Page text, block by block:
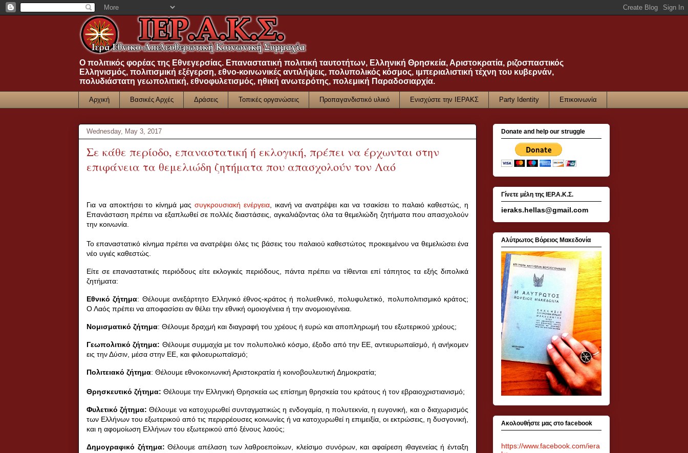
Ο πολιτικός φορέας της Εθνεγερσίας. Επαναστατική πολιτική ταυτοτήτων, Ελληνική Θρησκεία, Αριστοκρατία, ριζοσπαστικός
Ελληνισμός, πολιτισμική εξέγερση, εθνο-κοινωνικές αντιλήψεις, πολυπολικός κόσμος, ιμπεριαλιστική τέχνη του κυβερνάν,
πολυδιάστατη γεωπολιτική, εθνοφυλετισμός, ηθική ανωτερότης, πολεμική Παραδοσιαρχία.
Αρχική Βασικές Αρχές Δράσεις Τοπικές οργανώσεις Προπαγανδιστικό υλικό Ενισχύστε την ΙΕΡΑΚΣ Party Identity Επικοινωνία
Wednesday, May 3, 2017
Σε κάθε περίοδο, επαναστατική ή εκλογική, πρέπει να έρχωνται στην
επιφάνεια τα θεμελιώδη ζητήματα που απασχολούν τον Λαό
Για να αποκτήσει το κίνημά μας συγκρουσιακή ενέργεια, ικανή να ανατρέψει και να τσακίσει το παλαιό καθεστώς, η
Επανάσταση πρέπει να εξαπλωθεί σε πολλές διαστάσεις, αγκαλιάζοντας όλα τα θεμελιώδη ζητήματα που απασχολούν
την κοινωνία.
Το επαναστατικό κίνημα πρέπει να ανατρέψει όλες τις βάσεις του παλαιού καθεστώτος προκειμένου να θεμελιώσει ένα
νέο υγιές καθεστώς.
Είτε σε επαναστατικές περιόδους είτε εκλογικές περιόδους, πάντα πρέπει να τίθενται επί τάπητος τα εξής διπολικά
ζητήματα:
Εθνικό ζήτημα: Θέλουμε ανεξάρτητο Ελληνικό έθνος-κράτος ή πολυεθνικό, πολυφυλετικό, πολυπολιτισμικό κράτος;
Ο Λαός πρέπει να αποφασίσει αν θέλει την εθνική ομοιογένεια ή την ανομοιογένεια.
Νομισματικό ζήτημα: Θέλουμε δραχμή και διαγραφή του χρέους ή ευρώ και αποπληρωμή του εξωτερικού χρέους;
Γεωπολιτικό ζήτημα: Θέλουμε συμμαχία με τον πολυπολικό κόσμο, έξοδο από την ΕΕ, αντιευρωπαϊσμό, ή ανήκομεν
εις την Δύσιν, μέσα στην ΕΕ, και φιλοευρωπαϊσμό;
Πολιτειακό ζήτημα: Θέλουμε εθνοκοινωνική Αριστοκρατία ή κοινοβουλευτική Δημοκρατία;
Θρησκευτικό ζήτημα: Θέλουμε την Ελληνική Θρησκεία ως επίσημη θρησκεία του κράτους ή τον εβραιοχριστιανισμό;
Φυλετικό ζήτημα: Θέλουμε να κατοχυρωθεί συνταγματικώς η ενδογαμία, η πολυτεκνία, η ευγονική, και ο διαχωρισμός
των Ελλήνων του εξωτερικού από τις περιρρέουσες κοινωνίες ή να κατοχυρωθεί η επιμειξία, οι εκτρώσεις, η δυσγονική,
και η αφομοίωση Ελλήνων του εξωτερικού από ξένους λαούς;
Δημογραφικό ζήτημα: Θέλουμε απέλαση των λαθροεποίκων, κλείσιμο συνόρων, και αφαίρεση ιθαγενείας ή ένταξη
Donate and help our struggle
Γίνετε μέλη της ΙΕΡ.Α.Κ.Σ.
ieraks.hellas@gmail.com
Αλύτρωτος Βόρειος Μακεδονία
Ακολουθήστε μας στο facebook
https://www.facebook.com/iera